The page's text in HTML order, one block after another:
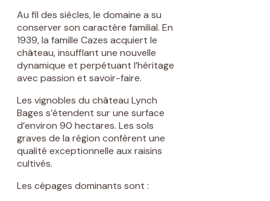
Au fil des siècles, le domaine a su
conserver son caractère familial. En
1939, la famille Cazes acquiert le
château, insufflant une nouvelle
dynamique et perpétuant l’héritage
avec passion et savoir-faire.
Les vignobles du château Lynch
Bages s’étendent sur une surface
d’environ 90 hectares. Les sols
graves de la région confèrent une
qualité exceptionnelle aux raisins
cultivés.
Les cépages dominants sont :